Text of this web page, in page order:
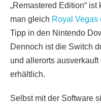
„Remastered Edition“
man gleich Royal
Tipp in den Nintendo
Dennoch ist die Switch
und allerorts
erhältlich.
Selbst mit der Software